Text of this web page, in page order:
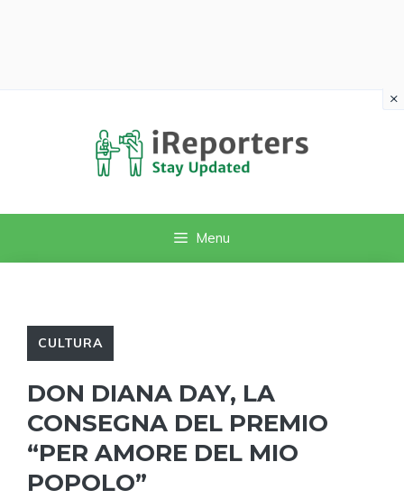
Menu
CULTURA
DON DIANA DAY, LA
CONSEGNA DEL PREMIO
“PER AMORE DEL MIO
POPOLO”
×